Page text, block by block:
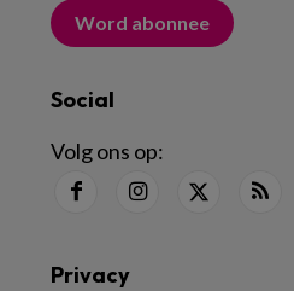
Word abonnee
Social
Volg ons op:
Privacy